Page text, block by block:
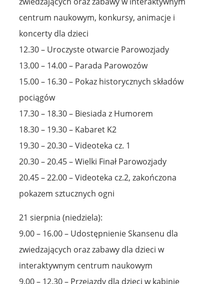
centrum naukowym, konkursy, animacje i
koncerty dla dzieci
12.30 – Uroczyste otwarcie Parowozjady
13.00 – 14.00 – Parada Parowozów
15.00 – 16.30 – Pokaz historycznych składów
pociągów
17.30 – 18.30 – Biesiada z Humorem
18.30 – 19.30 – Kabaret K2
19.30 – 20.30 – Videoteka cz. 1
20.30 – 20.45 – Wielki Finał Parowozjady
20.45 – 22.00 – Videoteka cz.2, zakończona
pokazem sztucznych ogni
21 sierpnia (niedziela):
9.00 – 16.00 – Udostępnienie Skansenu dla
zwiedzających oraz zabawy dla dzieci w
interaktywnym centrum naukowym
9.00 – 12.30 – Przejazdy dla dzieci w kabinie